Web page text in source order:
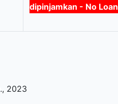
dipinjamkan - No Loan
., 2023